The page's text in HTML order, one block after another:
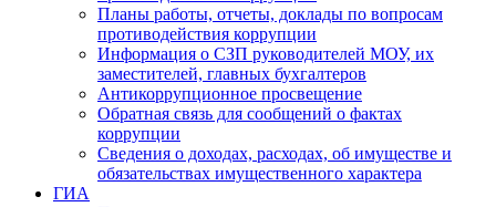
Планы работы, отчеты, доклады по вопросам
противодействия коррупции
Информация о СЗП руководителей МОУ, их
заместителей, главных бухгалтеров
Антикоррупционное просвещение
Обратная связь для сообщений о фактах
коррупции
Сведения о доходах, расходах, об имуществе и
обязательствах имущественного характера
ГИА